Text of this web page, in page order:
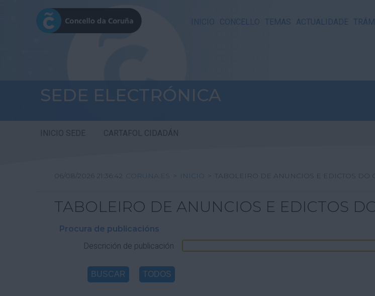
INICIO CONCELLO TEMAS ACTUALIDADE
SEDE ELECTRÓNICA
INICIO SEDE CARTAFOL CIDADÁN
06/08/2026 21:36:43 CORUNA.ES > INICIO > TABOLEIRO DE ANUNCIOS E EDICTOS DO
TABOLEIRO DE ANUNCIOS E EDICTOS
Procura de publicacións
Descrición de publicación